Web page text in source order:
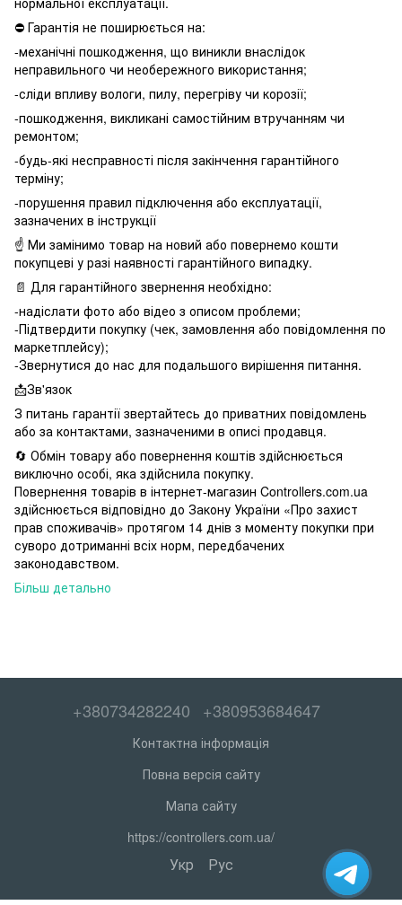
⛔️ Гарантія не поширюється на:
-механічні пошкодження, що виникли внаслідок
неправильного чи необережного використання;
-сліди впливу вологи, пилу, перегріву чи корозії;
-пошкодження, викликані самостійним втручанням чи
ремонтом;
-будь-які несправності після закінчення гарантійного
терміну;
-порушення правил підключення або експлуатації,
зазначених в інструкції
☝️ Ми замінимо товар на новий або повернемо кошти
покупцеві у разі наявності гарантійного випадку.
📄 Для гарантійного звернення необхідно:
-надіслати фото або відео з описом проблеми;
-Підтвердити покупку (чек, замовлення або повідомлення по
маркетплейсу);
-Звернутися до нас для подальшого вирішення питання.
📩Зв'язок
З питань гарантії звертайтесь до приватних повідомлень
або за контактами, зазначеними в описі продавця.
🔄 Обмін товару або повернення коштів здійснюється
виключно особі, яка здійснила покупку.
Повернення товарів в інтернет-магазин Controllers.com.ua
здійснюється відповідно до Закону України «Про захист
прав споживачів» протягом 14 днів з моменту покупки при
суворо дотриманні всіх норм, передбачених
законодавством.
Більш детально
+380734282240 +380953684647
Контактна інформація
Повна версія сайту
Мапа сайту
https://controllers.com.ua/
Укр Рус